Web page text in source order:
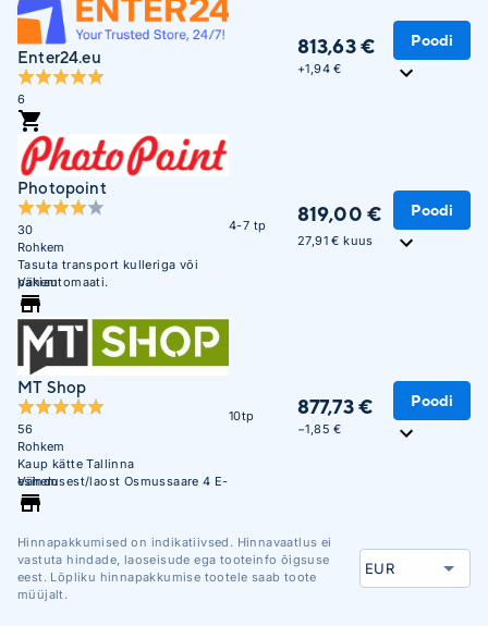
Enter24.eu
6
813,63 €
+1,94 €
Poodi
Photopoint
30
Rohkem
Tasuta transport kulleriga või
pakiautomaati.
Vähem
4-7 tp 819,00 €
27,91 € kuus
Poodi
MT Shop
56
Rohkem
Kaup kätte Tallinna
esindusest/laost Osmussaare 4 E-
R 10:00 - 17:00
Vähem
10tp 877,73 €
−1,85 €
Poodi
Hinnapakkumised on indikatiivsed. Hinnavaatlus ei
vastuta hindade, laoseisude ega tooteinfo õigsuse
eest. Lõpliku hinnapakkumise tootele saab toote
müüjalt.